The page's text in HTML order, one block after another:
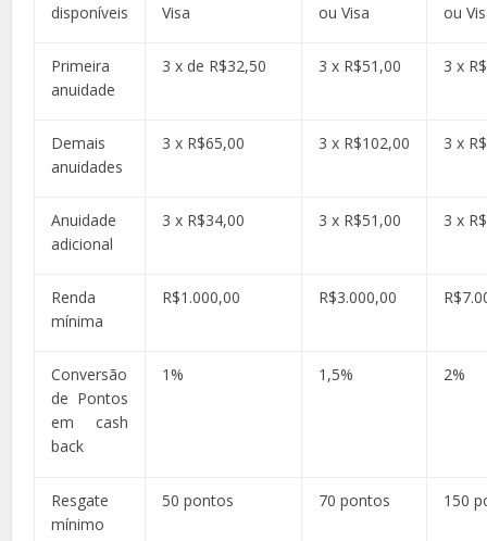
disponíveis
Visa
ou Visa
ou
Primeira
anuidade
3 x de R$32,50 3 x R$51,00 3 x
Demais
anuidades
3 x R$65,00 3 x R$102,00 3 x
Anuidade
adicional
3 x R$34,00 3 x R$51,00 3 x
Renda
mínima
R$1.000,00 R$3.000,00
Conversão
de Pontos
em cash
back
1% 1,5% 2%
Resgate
mínimo
50 pontos 70 pontos 150